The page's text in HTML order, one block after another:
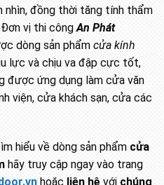
nhìn, đồng thời tăng tính thẩm
Đơn vị thi côngAn Phát
dòng sản phẩm cửa kính
lực và chịu va đập cực tốt,
được ứng dụng làm cửa văn
viện, cửa khách sạn, cửa các
hiểu về dòng sản phẩm cửa
hãy truy cập ngay vào trang
hoặc liên hệvớichúng